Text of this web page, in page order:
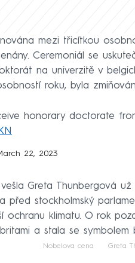
mezi třicítkou
Ceremoniál se
na univerzitě v
roku, byla
honorary doctorate
22, 2023
Greta Thunbergová
před stockholmský
ochranu klimatu. O rok
a stala se
Nobelova cena Greta